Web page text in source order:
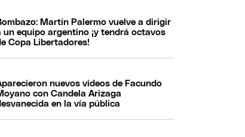
Martín Palermo vuelve a dirigir
un equipo argentino ¡y tendrá octavos
Copa Libertadores!
nuevos videos de Facundo
con Candela Arizaga
en la vía pública